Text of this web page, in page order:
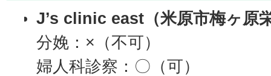
J’s clinic east（米原市梅ヶ原
分娩：×（不可）
婦人科診察：〇（可）